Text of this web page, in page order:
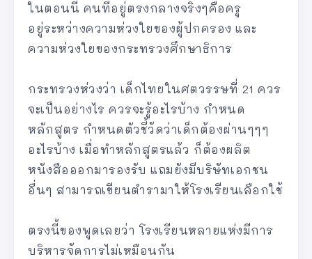
ในตอนนี้ คนที่อยู่ตรงกลางจริงๆคือครู
อยู่ระหว่างความห่วงใยของผู้ปกครอง และ
ความห่วงใยของกระทรวงศึกษาธิการ
กระทรวงห่วงว่า เด็กไทยในศตวรรษที่ 21 ควร
จะเป็นอย่างไร ควรจะรู้อะไรบ้าง กำหนด
หลักสูตร กำหนดตัวชี้วัดว่าเด็กต้องผ่านๆๆๆ
อะไรบ้าง เมื่อทำหลักสูตรแล้ว ก็ต้องผลิต
หนังสือออกมารองรับ แถมยังมีบริษัทเอกชน
อื่นๆ สามารถเขียนตำรามาให้โรงเรียนเลือกใช้
ตรงนี้ของพูดเลยว่า โรงเรียนหลายแห่งมีการ
บริหารจัดการไม่เหมือนกัน